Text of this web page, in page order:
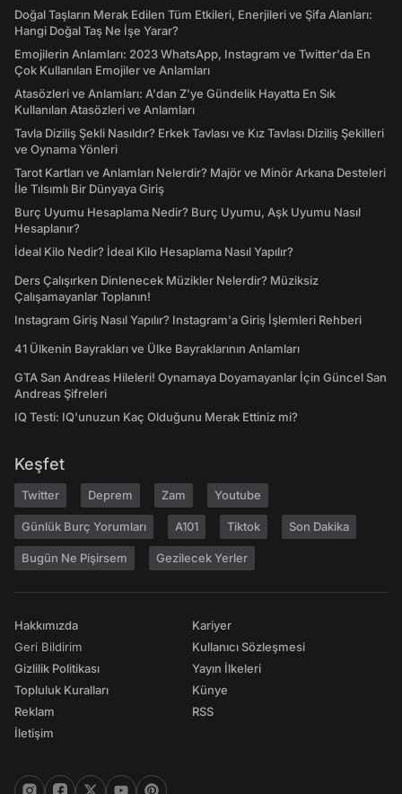
Doğal Taşların Merak Edilen Tüm Etkileri, Enerjileri ve Şifa Alanları:
Hangi Doğal Taş Ne İşe Yarar?
Emojilerin Anlamları: 2023 WhatsApp, Instagram ve Twitter'da En
Çok Kullanılan Emojiler ve Anlamları
Atasözleri ve Anlamları: A'dan Z'ye Gündelik Hayatta En Sık
Kullanılan Atasözleri ve Anlamları
Tavla Diziliş Şekli Nasıldır? Erkek Tavlası ve Kız Tavlası Diziliş Şekilleri
ve Oynama Yönleri
Tarot Kartları ve Anlamları Nelerdir? Majör ve Minör Arkana Desteleri
İle Tılsımlı Bir Dünyaya Giriş
Burç Uyumu Hesaplama Nedir? Burç Uyumu, Aşk Uyumu Nasıl
Hesaplanır?
İdeal Kilo Nedir? İdeal Kilo Hesaplama Nasıl Yapılır?
Ders Çalışırken Dinlenecek Müzikler Nelerdir? Müziksiz
Çalışamayanlar Toplanın!
Instagram Giriş Nasıl Yapılır? Instagram'a Giriş İşlemleri Rehberi
41 Ülkenin Bayrakları ve Ülke Bayraklarının Anlamları
GTA San Andreas Hileleri! Oynamaya Doyamayanlar İçin Güncel San
Andreas Şifreleri
IQ Testi: IQ'unuzun Kaç Olduğunu Merak Ettiniz mi?
Keşfet
Twitter Deprem Zam Youtube
Günlük Burç Yorumları A101 Tiktok Son Dakika
Bugün Ne Pişirsem Gezilecek Yerler
Hakkımızda
Geri Bildirim
Gizlilik Politikası
Topluluk Kuralları
Reklam
İletişim
Kariyer
Kullanıcı Sözleşmesi
Yayın İlkeleri
Künye
RSS